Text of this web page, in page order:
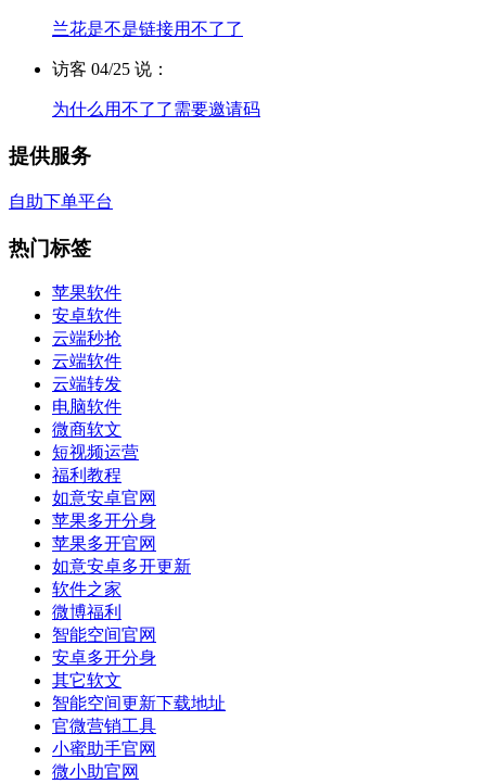
兰花是不是链接用不了了
访客 04/25 说：
为什么用不了了需要邀请码
提供服务
自助下单平台
热门标签
苹果软件
安卓软件
云端秒抢
云端软件
云端转发
电脑软件
微商软文
短视频运营
福利教程
如意安卓官网
苹果多开分身
苹果多开官网
如意安卓多开更新
软件之家
微博福利
智能空间官网
安卓多开分身
其它软文
智能空间更新下载地址
官微营销工具
小蜜助手官网
微小助官网